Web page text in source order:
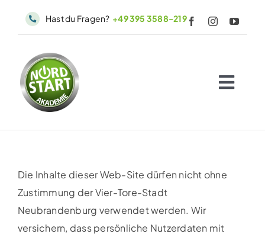
Hast du Fragen? +49 395 3588-219
Start
Erfolgsgeschichten
WIQKI
Die Inhalte dieser Web-Site dürfen nicht ohne
Zustimmung der Vier-Tore-Stadt
Neubrandenburg verwendet werden. Wir
versichern, dass persönliche Nutzerdaten mit